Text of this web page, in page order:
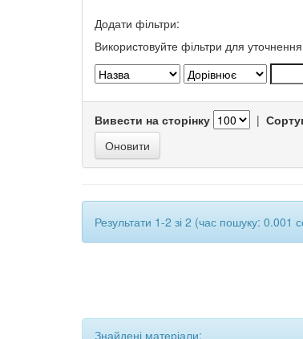
Додати фільтри:
Використовуйте фільтри для
Вивести на сторінку |
Результати 1-2 зі 2 (час пошуку: 0.001
Знайдені матеріали: